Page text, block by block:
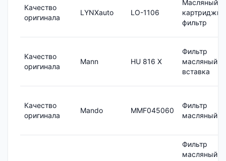
Качество
оригинала
LYNXauto LO-1106
Масляный
фильтр
Качество
оригинала
Mann HU 816 X
Фильтр
масляный,
вставка
Качество
оригинала
Mando MMF045060
Фильтр
масляный
Фильтр
масляный